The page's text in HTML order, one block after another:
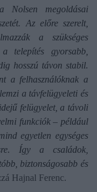
Nolsen megoldásai
Az előre szerelt,
a szükséges
telepítés gyorsabb,
hosszú távon stabil.
a felhasználóknak a
a távfelügyeleti és
felügyelet, a távoli
funkciók – például
egyetlen egységes
Így a családok,
biztonságosabb és
Hajnal Ferenc.